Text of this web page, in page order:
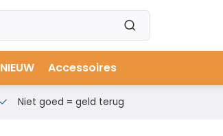
NIEUW Accessoires
Niet goed = geld terug